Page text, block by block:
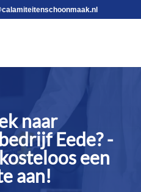
naar
Eede? -
een
aan!